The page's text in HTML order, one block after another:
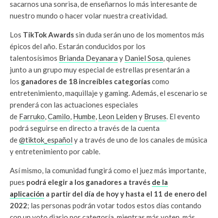
sacarnos una sonrisa, de enseñarnos lo más interesante de
nuestro mundo o hacer volar nuestra creatividad.
Los TikTok Awardssin duda serán uno de los momentos más
épicos del año. Estarán conducidos por los
talentosísimos Brianda Deyanara y Daniel Sosa, quienes
junto a un grupo muy especial de estrellas presentarán a
los ganadores de 18 increíbles categoríascomo
entretenimiento, maquillaje y gaming. Además, el escenario se
prenderá con las actuaciones especiales
de Farruko,Camilo, Humbe, Leon Leiden y Bruses. El evento
podrá seguirse en directo a través de la cuenta
de@tiktok_español y a través de uno de los canales de música
y entretenimiento por cable.
Así mismo, la comunidad fungirá como el juez más importante,
pues podrá elegir a los ganadores a través de la
aplicación a partir del día de hoy y hasta el 11 de enero del
2022; las personas podrán votar todos estos días contando